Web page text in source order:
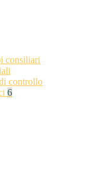
consiliari
controllo
6